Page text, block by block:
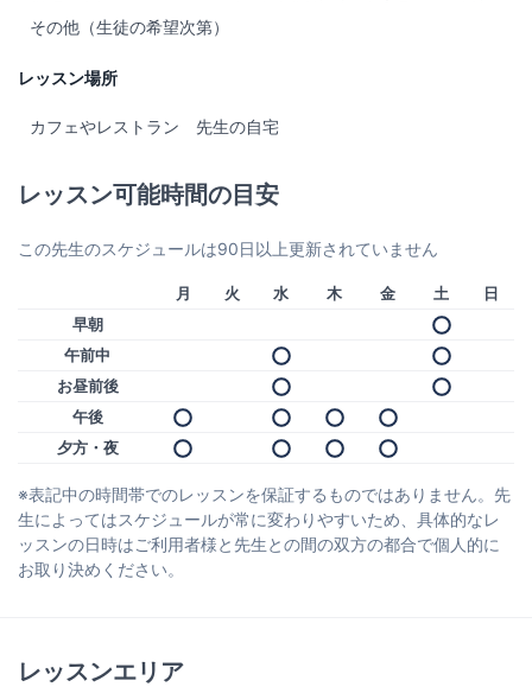
その他（生徒の希望次第）
レッスン場所
カフェやレストラン 先生の自宅
レッスン可能時間の目安
この先生のスケジュールは90日以上更新されていません
月 火 水 木 金 土
日
早朝
午前中
お昼前後
午後
夕方・夜
※表記中の時間帯でのレッスンを保証するものではありません。先
生によってはスケジュールが常に変わりやすいため、具体的なレ
ッスンの日時はご利用者様と先生との間の双方の都合で個人的に
お取り決めください。
レッスンエリア